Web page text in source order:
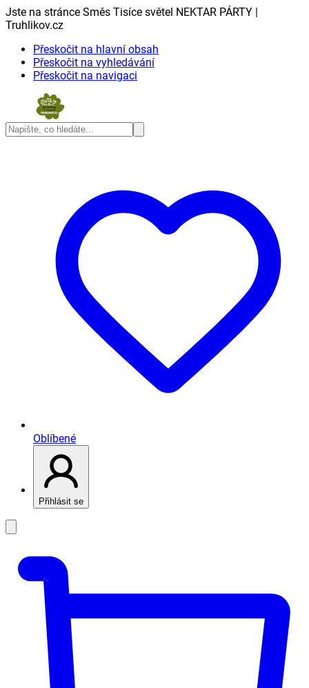
Jste na stránce Směs Tisíce světel NEKTAR PÁRTY |
Truhlikov.cz
Přeskočit na hlavní obsah
Přeskočit na vyhledávání
Přeskočit na navigaci
Oblíbené
Přihlásit se